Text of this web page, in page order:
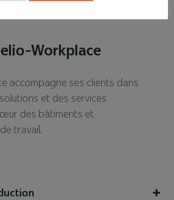
Workplace
accompagne ses clients dans
et des services
des bâtiments et
travail.